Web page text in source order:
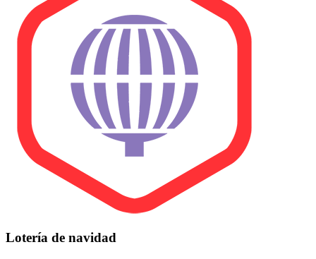
Lotería de navidad